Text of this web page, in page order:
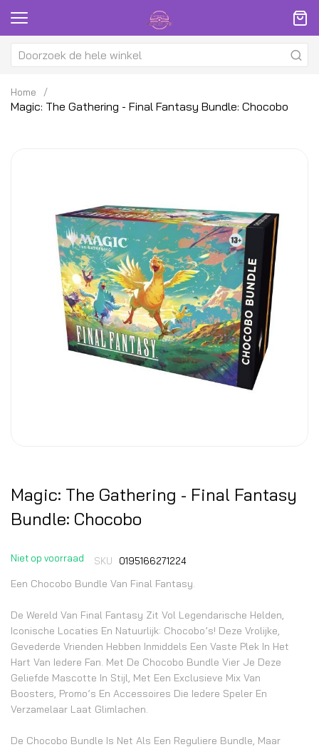
Home
Magic: The Gathering - Final Fantasy Bundle: Chocobo
afbeeldingen-
Magic: The Gathering - Final Fantasy
Bundle: Chocobo
Niet op voorraad SKU 0195166271224
Een Chocobo Bundle Van Final Fantasy.
De Wereld Van Final Fantasy Zit Vol Legendarische Helden,
Iconische Locaties En Natuurlijk: Chocobo’s! Deze Vrolijke,
Gevederde Vrienden Hebben Inmiddels Een Vaste Plek In Het
Hart Van Iedere Fan. Met De Chocobo Bundle Vier Je Deze
Geliefde Mascotte In Stijl, Met Een Exclusieve Mix Van
Boosters, Promo’s En Accessoires Die Iedere Speler En
Verzamelaar Laat Glimlachen.
De Chocobo Bundle Is Net Als Een Reguliere Bundle, Maar